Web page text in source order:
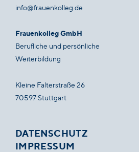
info@frauenkolleg.de
Frauenkolleg GmbH
Berufliche und persönliche
Weiterbildung
Kleine Falterstraße 26
70597 Stuttgart
DATENSCHUTZ
IMPRESSUM